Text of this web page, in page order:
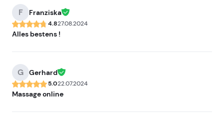
F Franziska
4.827.08.2024
Alles bestens !
G Gerhard
5.022.07.2024
Massage online